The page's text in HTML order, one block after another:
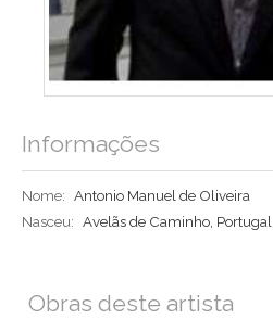
Informações
Nome: Antonio Manuel de Oliveira
Nasceu: Avelãs de Caminho, Portugal
Obras deste artista